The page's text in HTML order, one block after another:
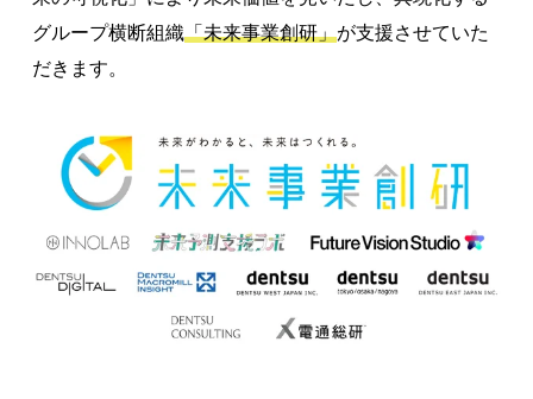
グループ横断組織「未来事業創研」が支援させていた
だきます。